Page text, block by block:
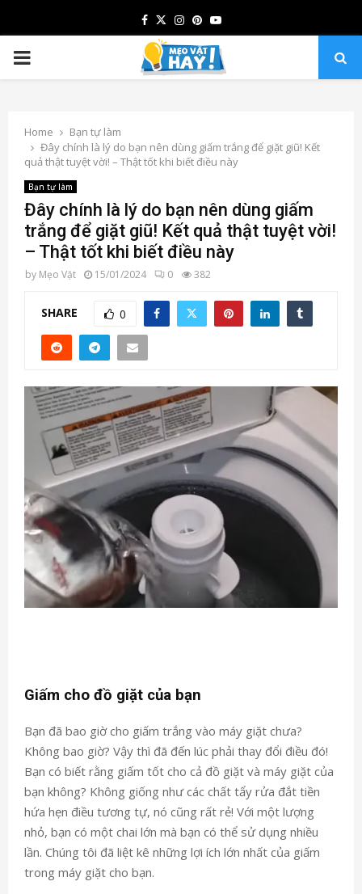
Facebook
TwitterInstagram
Pinterest
Youtube
PRIMARY
Home
Bạn tự làm
Đây chính là lý do bạn nên dùng giấm trắng để giặt giũ! Kết
quả thật tuyệt vời! – Thật tốt khi biết điều này
Bạn tự làm
Đây chính là lý do bạn nên dùng giấm
trắng để giặt giũ! Kết quả thật tuyệt vời!
– Thật tốt khi biết điều này
by Mẹo Vặt 15/01/2024 0 382
SHARE 0
Giấm cho đồ giặt của bạn
Bạn đã bao giờ cho giấm trắng vào máy giặt chưa?
Không bao giờ? Vậy thì đã đến lúc phải thay đổi điều đó!
Bạn có biết rằng giấm tốt cho cả đồ giặt và máy giặt của
bạn không? Không giống như các chất tẩy rửa đắt tiền
hứa hẹn điều tương tự, nó cũng rất rẻ! Với một lượng
nhỏ, bạn có một chai lớn mà bạn có thể sử dụng nhiều
lần. Chúng tôi đã liệt kê những lợi ích lớn nhất của giấm
trong máy giặt cho bạn.